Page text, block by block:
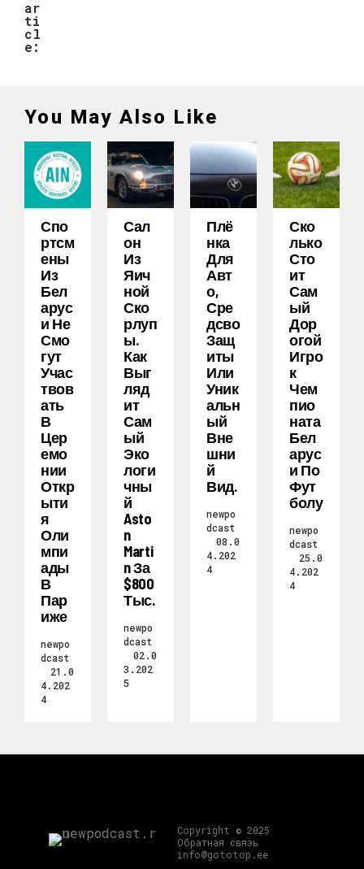
ar
ti
cl
e:
You May Also Like
Спо
Ртсм
Ены
Из
Бел
Арус
И Не
Смо
Гут
Учас
Твов
Ать
В
Цер
Емо
Нии
Откр
Ыти
Я
Оли
Мпи
Ады
В
Пар
Иже
newpo
dcast
21.0
4.202
4
Сал
Он
Из
Яич
Ной
Ско
Рлуп
Ы.
Как
Выг
Ляд
Ит
Сам
Ый
Эко
Логи
Чны
Й
Asto
N
Marti
N За
$800
Тыс.
newpo
dcast
02.0
3.202
5
Плё
Нка
Для
Авт
О,
Сре
Дсво
Защ
Иты
Или
Уник
Альн
Ый
Вне
Шни
Й
Вид.
newpo
dcast
08.0
4.202
4
Ско
Лько
Сто
Ит
Сам
Ый
Дор
Огой
Игро
К
Чем
Пио
Ната
Бел
Арус
И По
Фут
Болу
newpo
dcast
25.0
4.202
4
Copyright © 2025
Обратная связь
info@gototop.ee